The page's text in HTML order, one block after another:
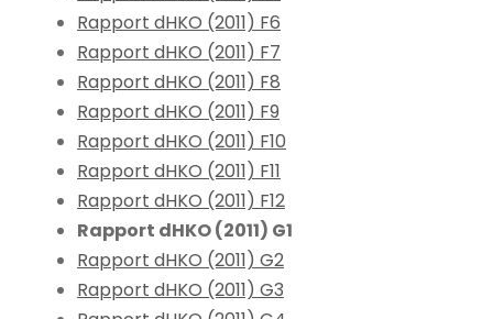
Rapport dHKO (2011) F6
Rapport dHKO (2011) F7
Rapport dHKO (2011) F8
Rapport dHKO (2011) F9
Rapport dHKO (2011) F10
Rapport dHKO (2011) F11
Rapport dHKO (2011) F12
Rapport dHKO (2011) G1
Rapport dHKO (2011) G2
Rapport dHKO (2011) G3